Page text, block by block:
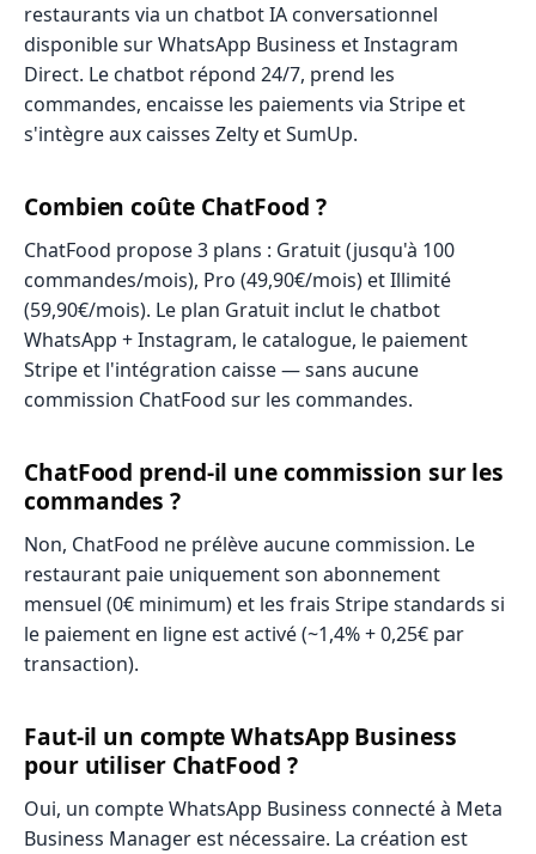
restaurants via un chatbot IA conversationnel
disponible sur WhatsApp Business et Instagram
Direct. Le chatbot répond 24/7, prend les
commandes, encaisse les paiements via Stripe et
s'intègre aux caisses Zelty et SumUp.
Combien coûte ChatFood ?
ChatFood propose 3 plans : Gratuit (jusqu'à 100
commandes/mois), Pro (49,90€/mois) et Illimité
(59,90€/mois). Le plan Gratuit inclut le chatbot
WhatsApp + Instagram, le catalogue, le paiement
Stripe et l'intégration caisse — sans aucune
commission ChatFood sur les commandes.
ChatFood prend-il une commission sur les
commandes ?
Non, ChatFood ne prélève aucune commission. Le
restaurant paie uniquement son abonnement
mensuel (0€ minimum) et les frais Stripe standards si
le paiement en ligne est activé (~1,4% + 0,25€ par
transaction).
Faut-il un compte WhatsApp Business
pour utiliser ChatFood ?
Oui, un compte WhatsApp Business connecté à Meta
Business Manager est nécessaire. La création est